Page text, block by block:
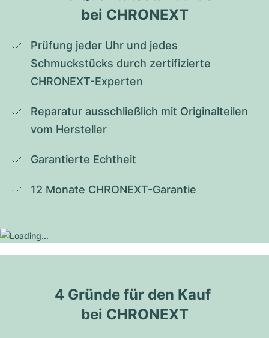
bei CHRONEXT
Prüfung jeder Uhr und jedes
Schmuckstücks durch zertifizierte
CHRONEXT-Experten
Reparatur ausschließlich mit Originalteilen
vom Hersteller
Garantierte Echtheit
12 Monate CHRONEXT-Garantie
4 Gründe für den Kauf
bei CHRONEXT